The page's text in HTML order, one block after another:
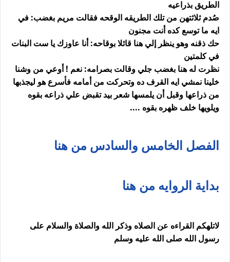
الطريق بذراعيه
صُدم ثلاثتهن من تلك الطريقه الوقحه فقالت مريم بغضب: في
ايه ما توسع كده أنت مجنون
حك ذقنه وهو ينظر إلي هنا قائلا بوقاحه: أنا عاوزك يا ست البنات
في كلمتين
نظرت له هنا بغضب جلي وقالت بصرامه: نعم ! أوعي من وشنا
خلينا نمشي ايه القرف ده وتحركت من أمامه فأسرع هو ليجذبها
من ذراعها وقبل أن يلمسها شعر بيد تقبض علي ذراعه بقوه
ويلويها خلف ظهره بقوه ....
الفصل الخامس والسادس من هنا
بداية الروايه من هنا
لاتلهكم القراءه عن الصلاه وذكر الله والصلاة والسلام على
رسول الله صلى الله عليه وسلم